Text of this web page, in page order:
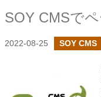
2022-08-25 SOY CMS